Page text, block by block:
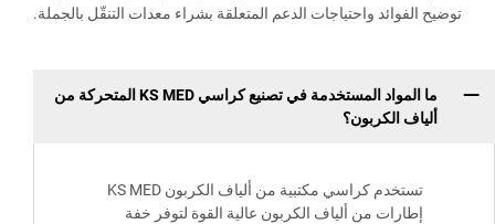
واحتياجات الدعم المتعلقة بشراء معدات التنقّل بالجملة.
ما المواد المستخدمة في تصنيع كراسي KS MED المتحركة من
تستخدم كراسي مكتبية من ألياف الكربون KS MED
من ألياف الكربون عالية القوة لتوفر خفة